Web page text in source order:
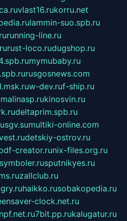
vlast16.rukorru.net
lammin-suo.spb.ru
running-line.ru
rust-loco.rudugshop.ru
mymubaby.ru
rusgosnews.com
w-dev.ruf-ship.ru
malinasp.rukinosvin.ru
deltaprim.spb.ru
sgv.sumultiki-online.com
detskiy-ostrov.ru
creator.runix-files.org.ru
sputnikyes.ru
zallclub.ru
haikko.rusobakopedia.ru
clock.net.ru
npf.net.ru7bit.pp.rukalugatur.ru